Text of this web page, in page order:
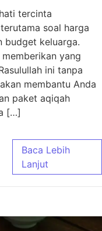
tercinta
soal harga
budget keluarga.
yang
ini tanpa
membantu Anda
paket aqiqah
[…]
Terbaik Se-
Baca Lebih
Lanjut